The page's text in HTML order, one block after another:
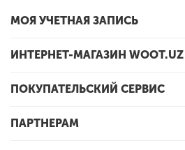
МОЯ УЧЕТНАЯ ЗАПИСЬ
ИНТЕРНЕТ-МАГАЗИН WOOT.UZ
ПОКУПАТЕЛЬСКИЙ СЕРВИС
ПАРТНЕРАМ